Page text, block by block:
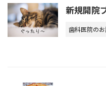
新規開院
歯科医院のお